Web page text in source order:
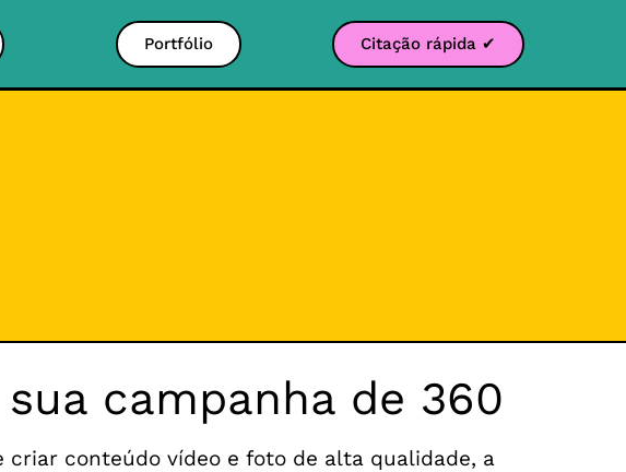
Portfólio Citação rápida ✔
campanha de 360
criar conteúdo vídeo e foto de alta qualidade, a